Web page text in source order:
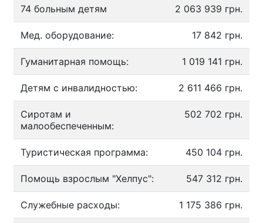
74 больным детям 2 063 939 грн.
Мед. оборудование: 17 842 грн.
Гуманитарная помощь: 1 019 141 грн.
Детям с инвалидностью: 2 611 466 грн.
Сиротам и
малообеспеченным:
502 702 грн.
Туристическая программа: 450 104 грн.
Помощь взрослым "Хелпус": 547 312 грн.
Служебные расходы: 1 175 386 грн.